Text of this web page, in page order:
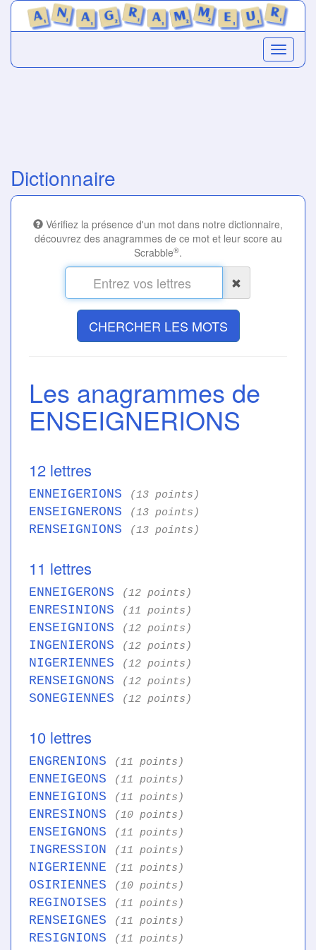
Dictionnaire
Vérifiez la présence d'un mot dans notre dictionnaire,
découvrez des anagrammes de ce mot et leur score au
Scrabble®.
CHERCHER LES MOTS
Les anagrammes de
ENSEIGNERIONS
12 lettres
ENNEIGERIONS (13 points)
ENSEIGNERONS (13 points)
RENSEIGNIONS (13 points)
11 lettres
ENNEIGERONS (12 points)
ENRESINIONS (11 points)
ENSEIGNIONS (12 points)
INGENIERONS (12 points)
NIGERIENNES (12 points)
RENSEIGNONS (12 points)
SONEGIENNES (12 points)
10 lettres
ENGRENIONS (11 points)
ENNEIGEONS (11 points)
ENNEIGIONS (11 points)
ENRESINONS (10 points)
ENSEIGNONS (11 points)
INGRESSION (11 points)
NIGERIENNE (11 points)
OSIRIENNES (10 points)
REGINOISES (11 points)
RENSEIGNES (11 points)
RESIGNIONS (11 points)